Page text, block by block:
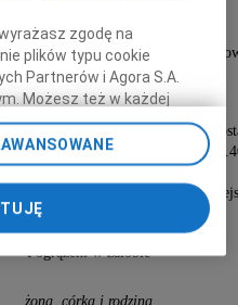
Akademii Rolniczej w
Najukochańszy Mąż i Ojciec
przy Zmarłym odprawiona
września 2012 roku, o godzinie
odprowadzenie Zmarłego na
wiecznego spoczynku.
Pogrążeni w żałobie
żona, córka i rodzina
zgodę na
plików typu cookie
Partnerów i Agora S.A.
Możesz też w każdej
dot. plików cookie,
do zarządzania Twoimi
danych poprzez
w stopce serwisu i
zaawansowane”.
możliwa jest także za
S.A. możemy